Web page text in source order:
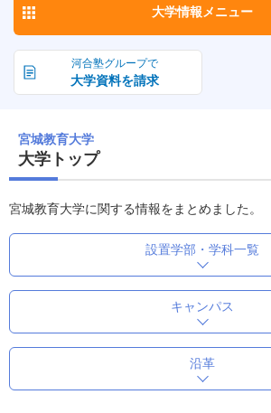
河合塾グループで
大学資料を請求
大学情報 メニュー
宮城教育大学
大学トップ
宮城教育大学に関する情報をまとめました。
設置学部・学科一覧
キャンパス
沿革